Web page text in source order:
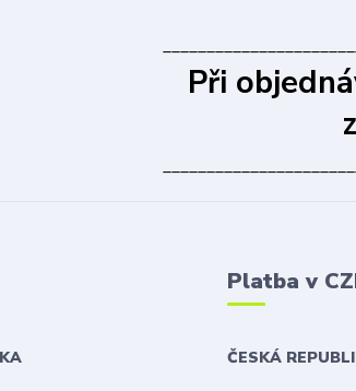
Při
Platba v
ČESKÁ